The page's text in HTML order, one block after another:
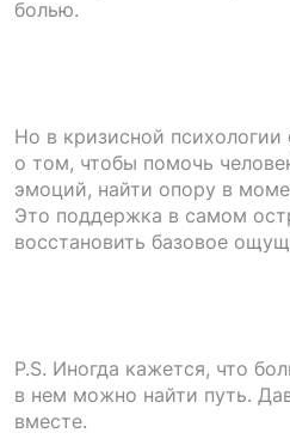
болью.
Но в кризисной
о том, чтобы помочь
эмоций, найти опору в
Это поддержка в самом
восстановить базовое
P.S. Иногда кажется, что
в нем можно найти путь.
вместе.